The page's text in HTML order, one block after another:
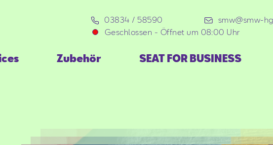
03834 / 58590 smw@smw-
Geschlossen - Öffnet um 08:00 Uhr
Zubehör SEAT FOR BUSINESS